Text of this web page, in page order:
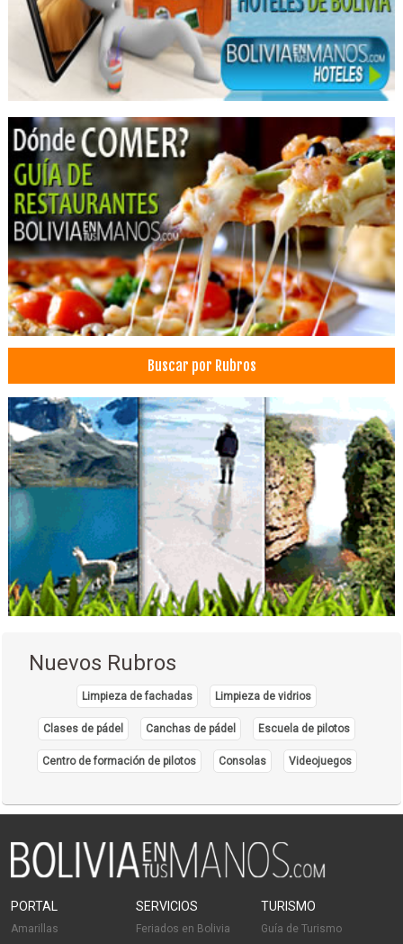
Hoteles
Hotelería
Hotels
Confección de ropa
Prendas de Vestir
Poleras
Ropa Industrial
Ropa de Trabajo
Uniformes para colegios
Uniformes para empresas
Uniformes deportivos
Uniformes
Operadora de Turismo
Turismo: Agencias de Viaje
Turismo
Herramientas
Martillos Hidráulicos
Retroexcavadoras
Excavadoras
Equipos y Maquinaria de Construcción
Guía turístico
Viajes, Agencias de
Hostel
Alojamientos
Cámaras Bolivianas
Medicina Estética
Instrumental e Insumos Médicos
Buscar por Rubros
Nuevos Rubros
Limpieza de fachadas Limpieza de vidrios
Clases de pádel Canchas de pádel Escuela de pilotos
Centro de formación de pilotos Consolas Videojuegos
PORTAL
Amarillas
SERVICIOS
Feriados en Bolivia
TURISMO
Guía de Turismo